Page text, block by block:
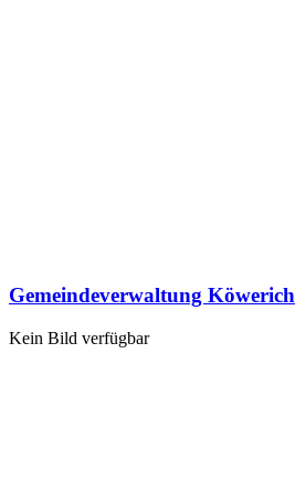
Gemeindeverwaltung Köwerich
Kein Bild verfügbar